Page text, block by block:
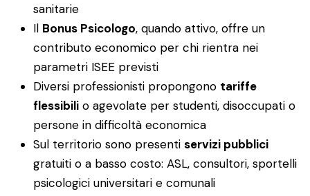
sanitarie
Il Bonus Psicologo, quando attivo, offre un
contributo economico per chi rientra nei
parametri ISEE previsti
Diversi professionisti propongono tariffe
flessibili o agevolate per studenti, disoccupati o
persone in difficoltà economica
Sul territorio sono presenti servizi pubblici
gratuiti o a basso costo: ASL, consultori, sportelli
psicologici universitari e comunali